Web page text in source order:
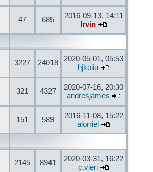
47 685
2016-09-13, 14:11
Irvin
3227 24018
2020-05-01, 05:53
hjkoiiu
321 4327
2020-07-16, 20:30
andresjames
151 589
2016-11-08, 15:22
alorriel
2145 8941
2020-03-31, 16:22
c.vieri